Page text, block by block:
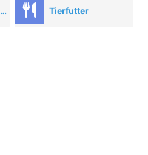
Tierbedarf & Tierhandel Tierfutter